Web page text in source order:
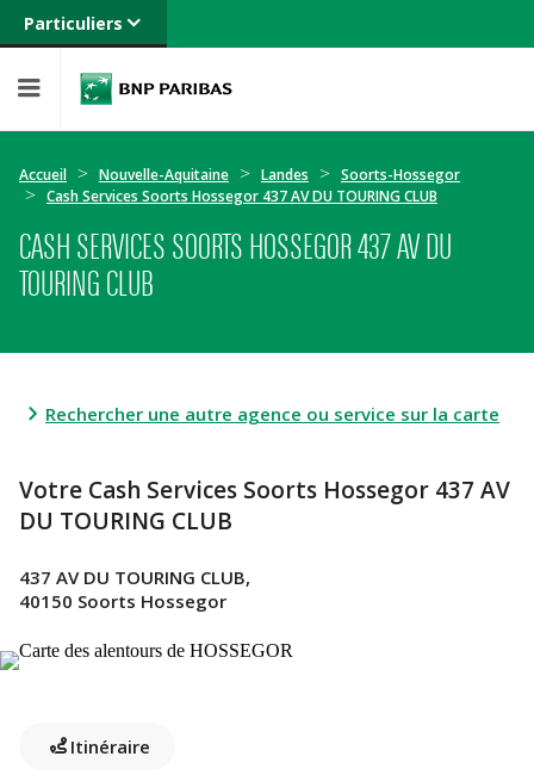
Particuliers
Banque privée
Entreprises
Accueil Nouvelle-Aquitaine Landes
Soorts-Hossegor
Cash Services Soorts Hossegor 437 AV DU TOURING CLUB
CASH SERVICES SOORTS HOSSEGOR 437 AV DU
TOURING CLUB
Rechercher une autre agence ou service sur la carte
Votre Cash Services Soorts Hossegor 437 AV
DU TOURING CLUB
437 AV DU TOURING CLUB,
40150 Soorts Hossegor
Itinéraire